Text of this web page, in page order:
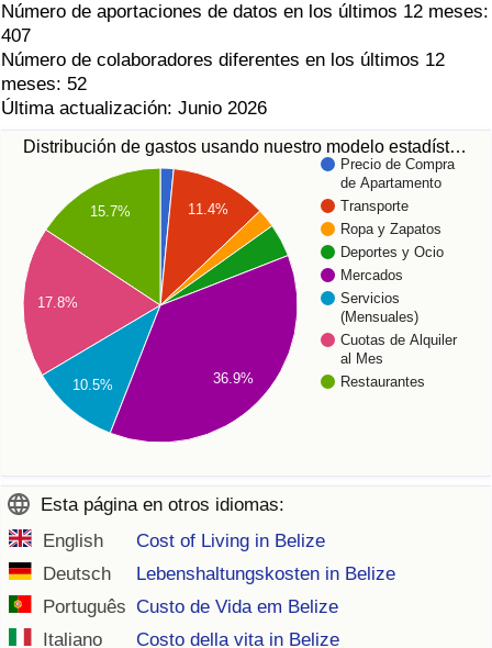
Número de aportaciones de datos en los últimos 12 meses:
407
Número de colaboradores diferentes en los últimos 12
meses: 52
Última actualización: Junio 2026
Distribución de gastos usando nuestro modelo estadíst…
Precio de Compra
de Apartamento
Transporte
Ropa y Zapatos
Deportes y Ocio
Mercados
Servicios
(Mensuales)
Cuotas de Alquiler
al Mes
Restaurantes
11.4%
15.7%
17.8%
10.5% 36.9%
Esta página en otros idiomas:
English
Cost of Living in Belize
Deutsch
Lebenshaltungskosten in Belize
Português Custo de Vida em Belize
Italiano
Costo della vita in Belize